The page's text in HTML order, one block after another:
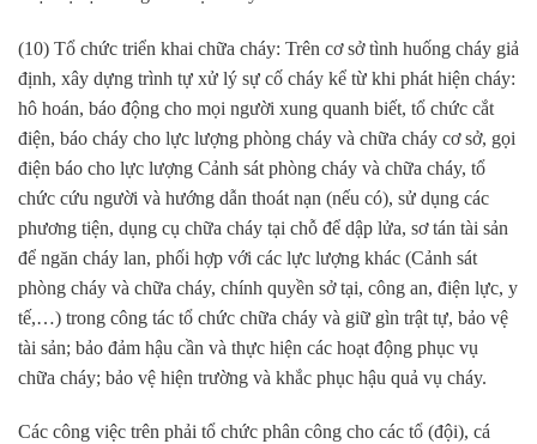
(10) Tổ chức triển khai chữa cháy: Trên cơ sở tình huống cháy giả
định, xây dựng trình tự xử lý sự cố cháy kể từ khi phát hiện cháy:
hô hoán, báo động cho mọi người xung quanh biết, tổ chức cắt
điện, báo cháy cho lực lượng phòng cháy và chữa cháy cơ sở, gọi
điện báo cho lực lượng Cảnh sát phòng cháy và chữa cháy, tổ
chức cứu người và hướng dẫn thoát nạn (nếu có), sử dụng các
phương tiện, dụng cụ chữa cháy tại chỗ để dập lửa, sơ tán tài sản
để ngăn cháy lan, phối hợp với các lực lượng khác (Cảnh sát
phòng cháy và chữa cháy, chính quyền sở tại, công an, điện lực, y
tế,…) trong công tác tổ chức chữa cháy và giữ gìn trật tự, bảo vệ
tài sản; bảo đảm hậu cần và thực hiện các hoạt động phục vụ
chữa cháy; bảo vệ hiện trường và khắc phục hậu quả vụ cháy.
Các công việc trên phải tổ chức phân công cho các tổ (đội), cá